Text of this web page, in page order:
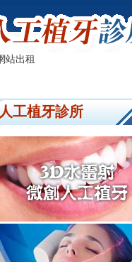
人工植牙診所